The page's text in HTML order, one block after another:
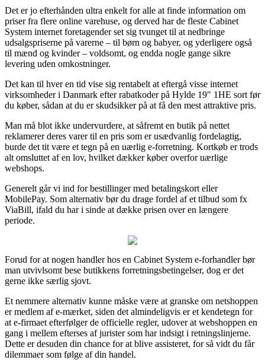
Det er jo efterhånden ultra enkelt for alle at finde information om
priser fra flere online varehuse, og derved har de fleste Cabinet
System internet foretagender set sig tvunget til at nedbringe
udsalgspriserne på varerne – til børn og babyer, og yderligere også
til mænd og kvinder – voldsomt, og endda nogle gange sikre
levering uden omkostninger.
Det kan til hver en tid vise sig rentabelt at eftergå visse internet
virksomheder i Danmark efter rabatkoder på Hylde 19″ 1HE sort før
du køber, sådan at du er skudsikker på at få den mest attraktive pris.
Man må blot ikke undervurdere, at såfremt en butik på nettet
reklamerer deres varer til en pris som er usædvanlig fordelagtig,
burde det tit være et tegn på en uærlig e-forretning. Kortkøb er trods
alt omsluttet af en lov, hvilket dækker køber overfor uærlige
webshops.
Generelt går vi ind for bestillinger med betalingskort eller
MobilePay. Som alternativ bør du drage fordel af et tilbud som fx
ViaBill, ifald du har i sinde at dække prisen over en længere
periode.
Forud for at nogen handler hos en Cabinet System e-forhandler bør
man utvivlsomt bese butikkens forretningsbetingelser, dog er det
gerne ikke særlig sjovt.
Et nemmere alternativ kunne måske være at granske om netshoppen
er medlem af e-mærket, siden det almindeligvis er et kendetegn for
at e-firmaet efterfølger de officielle regler, udover at webshoppen en
gang i mellem efterses af jurister som har indsigt i retningslinjerne.
Dette er desuden din chance for at blive assisteret, for så vidt du får
dilemmaer som følge af din handel.